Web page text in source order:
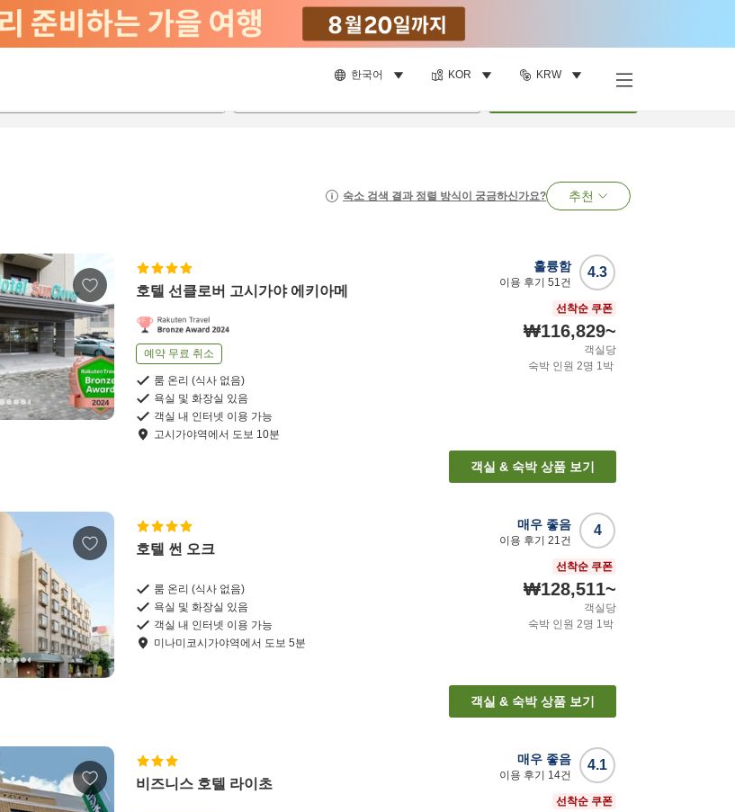
한국어 KOR KRW
숙소 검색 결과 정렬 방식이 궁금하신가요? 추천
호텔 선클로버 고시가야 에키아메
예약 무료 취소
룸 온리 (식사 없음)
욕실 및 화장실 있음
객실 내 인터넷 이용 가능
고시가야역에서 도보 10분
4.3
훌륭함
이용 후기 51건
선착순 쿠폰
₩116,829~
객실당
숙박 인원 2명 1박
객실 & 숙박 상품 보기
호텔 썬 오크
룸 온리 (식사 없음)
욕실 및 화장실 있음
객실 내 인터넷 이용 가능
미나미코시가야역에서 도보 5분
4
매우 좋음
이용 후기 21건
선착순 쿠폰
₩128,511~
객실당
숙박 인원 2명 1박
객실 & 숙박 상품 보기
비즈니스 호텔 라이초
4.1
매우 좋음
이용 후기 14건
선착순 쿠폰